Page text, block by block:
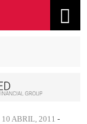
10 ABRIL, 2011 -